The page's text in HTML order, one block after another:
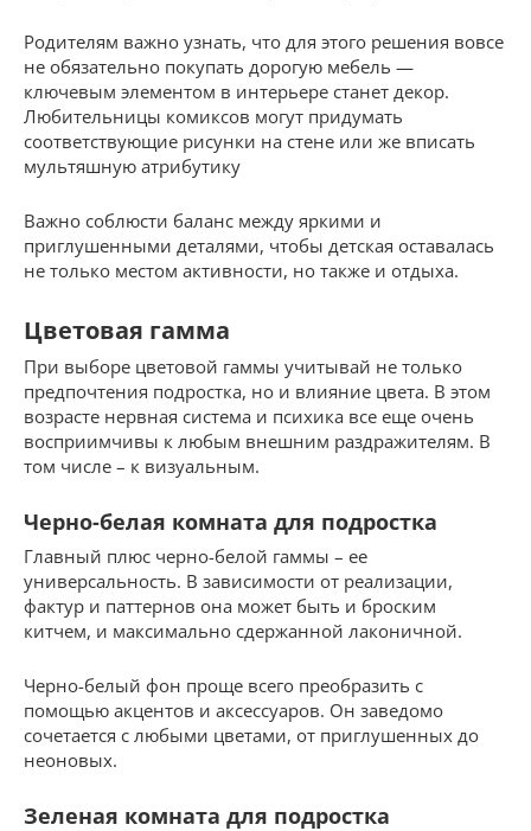
Родителям важно узнать, что для этого решения вовсе
не обязательно покупать дорогую мебель —
ключевым элементом в интерьере станет декор.
Любительницы комиксов могут придумать
соответствующие рисунки на стене или же вписать
мультяшную атрибутику
Важно соблюсти баланс между яркими и
приглушенными деталями, чтобы детская оставалась
не только местом активности, но также и отдыха.
Цветовая гамма
При выборе цветовой гаммы учитывай не только
предпочтения подростка, но и влияние цвета. В этом
возрасте нервная система и психика все еще очень
восприимчивы к любым внешним раздражителям. В
том числе – к визуальным.
Черно-белая комната для подростка
Главный плюс черно-белой гаммы – ее
универсальность. В зависимости от реализации,
фактур и паттернов она может быть и броским
китчем, и максимально сдержанной лаконичной.
Черно-белый фон проще всего преобразить с
помощью акцентов и аксессуаров. Он заведомо
сочетается с любыми цветами, от приглушенных до
неоновых.
Зеленая комната для подростка